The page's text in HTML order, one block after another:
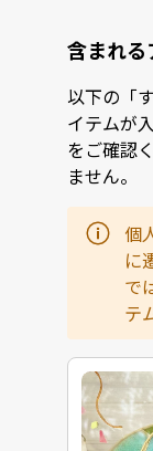
含まれる
以下の「
イテムが
をご確認
ません。
個
に
で
テ